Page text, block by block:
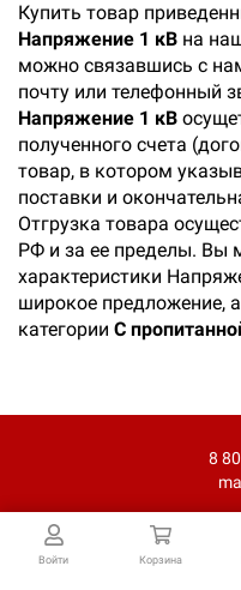
Войти Корзина
Купить товар
Напряжение 1 кВ на
можно связавшись с
почту или телефонный
Напряжение 1 кВ
полученного счета
товар, в котором
поставки и
Отгрузка товара
РФ и за ее пределы. Вы
характеристики
широкое предложение,
категории C
8